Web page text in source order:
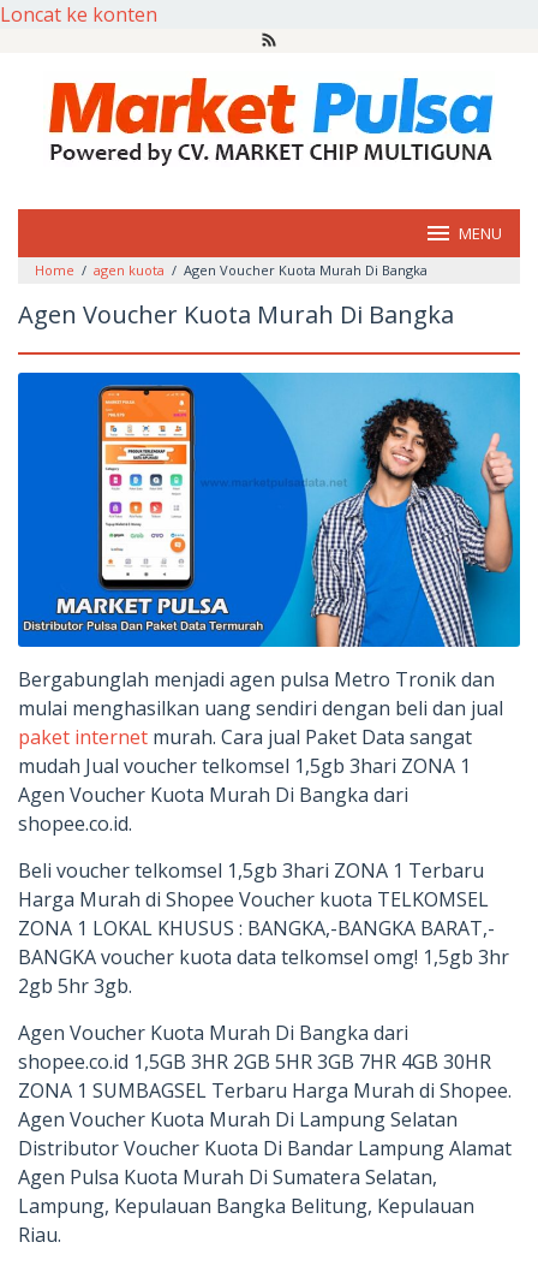
Loncat ke konten
MENU
Home / agen kuota / Agen Voucher Kuota Murah Di Bangka
Agen Voucher Kuota Murah Di Bangka
Bergabunglah menjadi agen pulsa Metro Tronik dan
mulai menghasilkan uang sendiri dengan beli dan jual
paket internet murah. Cara jual Paket Data sangat
mudah Jual voucher telkomsel 1,5gb 3hari ZONA 1
Agen Voucher Kuota Murah Di Bangka dari
shopee.co.id.
Beli voucher telkomsel 1,5gb 3hari ZONA 1 Terbaru
Harga Murah di Shopee Voucher kuota TELKOMSEL
ZONA 1 LOKAL KHUSUS : BANGKA,-BANGKA BARAT,-
BANGKA voucher kuota data telkomsel omg! 1,5gb 3hr
2gb 5hr 3gb.
Agen Voucher Kuota Murah Di Bangka dari
shopee.co.id 1,5GB 3HR 2GB 5HR 3GB 7HR 4GB 30HR
ZONA 1 SUMBAGSEL Terbaru Harga Murah di Shopee.
Agen Voucher Kuota Murah Di Lampung Selatan
Distributor Voucher Kuota Di Bandar Lampung Alamat
Agen Pulsa Kuota Murah Di Sumatera Selatan,
Lampung, Kepulauan Bangka Belitung, Kepulauan
Riau.